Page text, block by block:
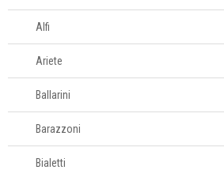
Alfi
Ariete
Ballarini
Barazzoni
Bialetti